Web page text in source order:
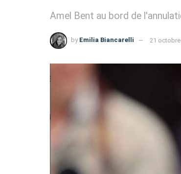
Amel Bent au bord de
by Emilia Biancarelli 21